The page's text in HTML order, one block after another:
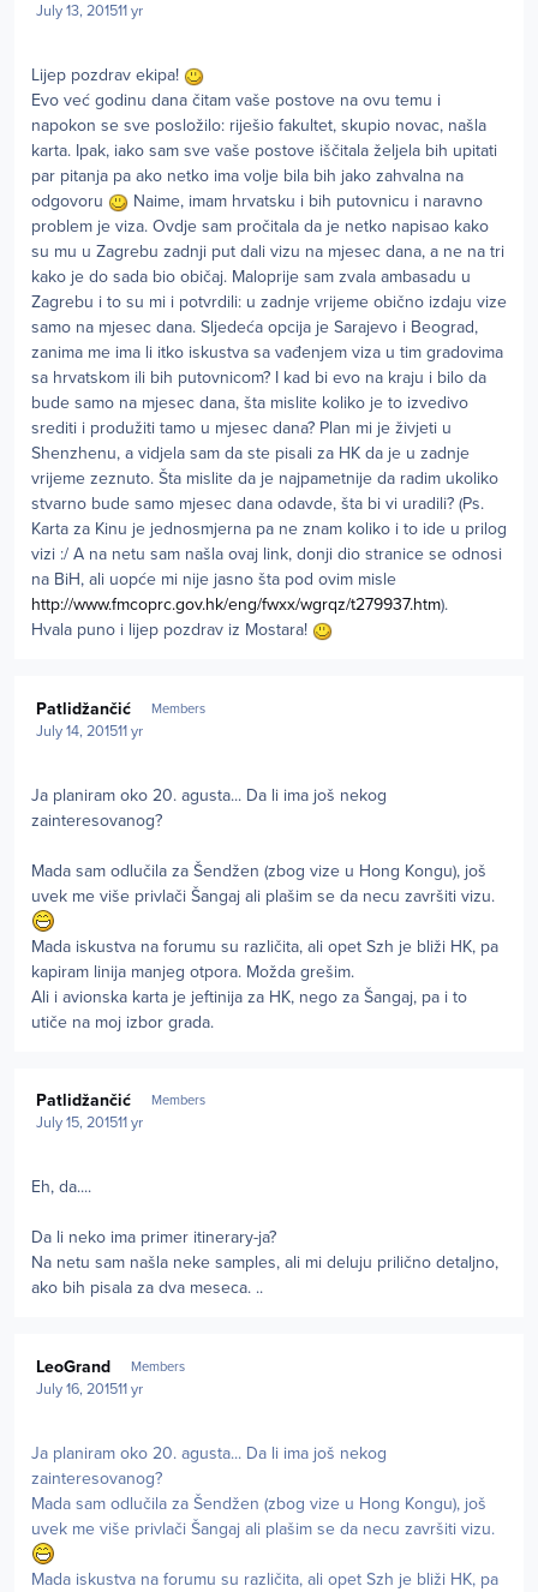
July 13, 201511 yr
Lijep pozdrav ekipa!
Evo već godinu dana čitam vaše postove na ovu temu i
napokon se sve posložilo: riješio fakultet, skupio novac, našla
karta. Ipak, iako sam sve vaše postove iščitala željela bih upitati
par pitanja pa ako netko ima volje bila bih jako zahvalna na
odgovoru
Naime, imam hrvatsku i bih putovnicu i naravno
problem je viza. Ovdje sam pročitala da je netko napisao kako
su mu u Zagrebu zadnji put dali vizu na mjesec dana, a ne na tri
kako je do sada bio običaj. Maloprije sam zvala ambasadu u
Zagrebu i to su mi i potvrdili: u zadnje vrijeme obično izdaju vize
samo na mjesec dana. Sljedeća opcija je Sarajevo i Beograd,
zanima me ima li itko iskustva sa vađenjem viza u tim gradovima
sa hrvatskom ili bih putovnicom? I kad bi evo na kraju i bilo da
bude samo na mjesec dana, šta mislite koliko je to izvedivo
srediti i produžiti tamo u mjesec dana? Plan mi je živjeti u
Shenzhenu, a vidjela sam da ste pisali za HK da je u zadnje
vrijeme zeznuto. Šta mislite da je najpametnije da radim ukoliko
stvarno bude samo mjesec dana odavde, šta bi vi uradili? (Ps.
Karta za Kinu je jednosmjerna pa ne znam koliko i to ide u prilog
vizi :/ A na netu sam našla ovaj link, donji dio stranice se odnosi
na BiH, ali uopće mi nije jasno šta pod ovim misle
http://www.fmcoprc.gov.hk/eng/fwxx/wgrqz/t279937.htm).
Hvala puno i lijep pozdrav iz Mostara!
Patlidžančić Members
July 14, 201511 yr
Ja planiram oko 20. agusta... Da li ima još nekog
zainteresovanog?
Mada sam odlučila za Šendžen (zbog vize u Hong Kongu), još
uvek me više privlači Šangaj ali plašim se da necu završiti vizu.
Mada iskustva na forumu su različita, ali opet Szh je bliži HK, pa
kapiram linija manjeg otpora. Možda grešim.
Ali i avionska karta je jeftinija za HK, nego za Šangaj, pa i to
utiče na moj izbor grada.
Patlidžančić Members
July 15, 201511 yr
Eh, da....
Da li neko ima primer itinerary-ja?
Na netu sam našla neke samples, ali mi deluju prilično detaljno,
ako bih pisala za dva meseca. ..
LeoGrand Members
July 16, 201511 yr
Ja planiram oko 20. agusta... Da li ima još nekog
zainteresovanog?
Mada sam odlučila za Šendžen (zbog vize u Hong Kongu), još
uvek me više privlači Šangaj ali plašim se da necu završiti vizu.
Mada iskustva na forumu su različita, ali opet Szh je bliži HK, pa